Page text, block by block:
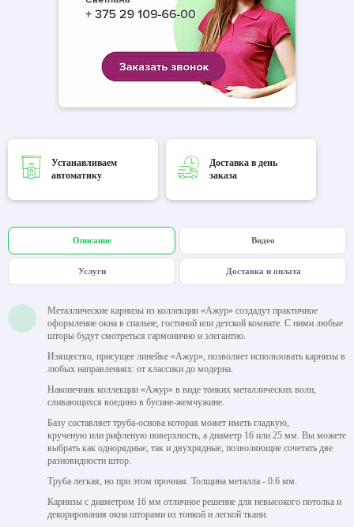
Устанавливаем
автоматику
Доставка в день
заказа
Описание Видео
Услуги Доставка и оплата
Металлические карнизы из коллекции «Ажур» создадут практичное
оформление окна в спальне, гостиной или детской комнате. С ними любые
шторы будут смотреться гармонично и элегантно.
Изящество, присущее линейке «Ажур», позволяет использовать карнизы в
любых направлениях: от классики до модерна.
Наконечник коллекции «Ажур» в виде тонких металлических волн,
сливающихся воедино в бусине-жемчужине.
Базу составляет труба-основа которая может иметь гладкую,
крученую или рифленую поверхность, а диаметр 16 или 25 мм. Вы можете
выбрать как однорядные, так и двухрядные, позволяющие сочетать две
разновидности штор.
Труба легкая, но при этом прочная. Толщина металла - 0.6 мм.
Карнизы с диаметром 16 мм отличное решение для невысокого потолка и
декорирования окна шторами из тонкой и легкой ткани.